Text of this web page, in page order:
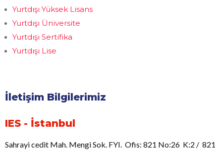
Yurtdışı Yüksek Lisans
Yurtdışı Üniversite
Yurtdışı Sertifika
Yurtdışı Lise
İletişim Bilgilerimiz
IES - İstanbul
Sahrayi cedit Mah. Mengi Sok. FYI. Ofis: 821 No:26 K:2 / 821